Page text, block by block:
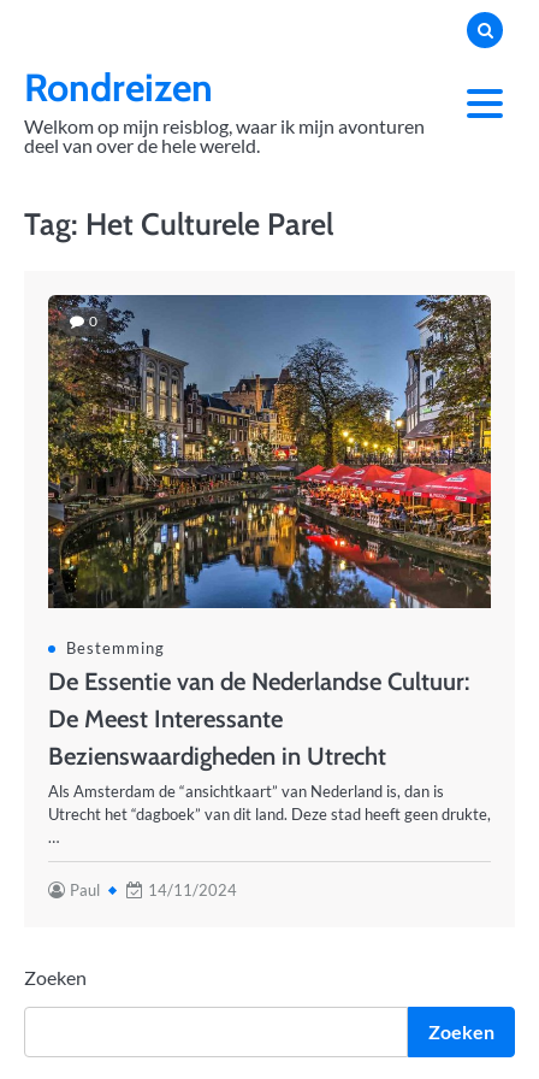
contentRondreizen
Welkom op mijn reisblog, waar ik mijn avonturen
deel van over de hele wereld.
Tag: Het Culturele Parel
0
Bestemming
De Essentie van de Nederlandse Cultuur:
De Meest Interessante
Bezienswaardigheden in Utrecht
Als Amsterdam de “ansichtkaart” van Nederland is, dan is
Utrecht het “dagboek” van dit land. Deze stad heeft geen drukte,
…
Paul 14/11/2024
Zoeken
Zoeken